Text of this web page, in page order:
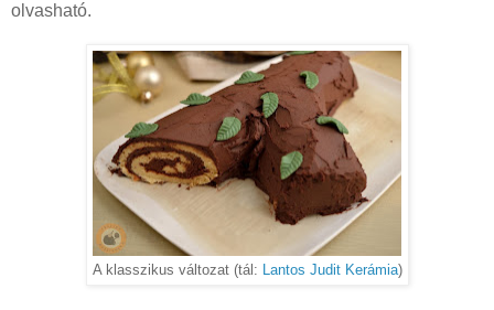
olvasható.
A klasszikus változat (tál: Lantos Judit Kerámia)